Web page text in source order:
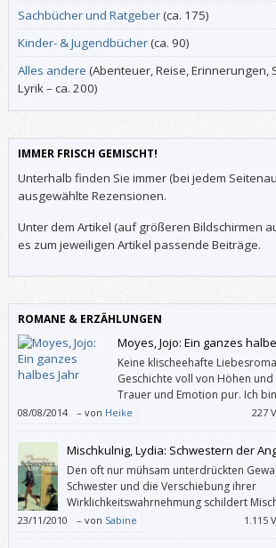
Sachbücher und Ratgeber(ca. 175)
Kinder- & Jugendbücher(ca. 90)
Alles andere (Abenteuer, Reise, Erinnerungen,
Lyrik – ca. 200)
IMMER FRISCH GEMISCHT!
Unterhalb finden Sie immer (bei jedem
ausgewählte Rezensionen.
Unter dem Artikel (auf größeren Bildschirmen
es zum jeweiligen Artikel passende Beiträge.
ROMANE & ERZÄHLUNGEN
Moyes, Jojo: Ein ganzes
Keine klischeehafte
Geschichte voll von Höhen
Trauer und Emotion pur. Ich
begeistert.
08/08/2014 – von Heike 227
Mischkulnig, Lydia: Schwestern der
Den oft nur mühsam unterdrückten
Schwester und die Verschiebung ihrer
Wirklichkeitswahrnehmung schildert
eindringlichen Bildern, die eine sich
Spannung erzeugen.
23/11/2010 – von Sabine 1.115